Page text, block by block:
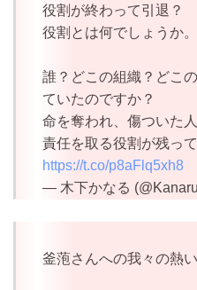
役割が終わって引退？
役割とは何でしょうか。
誰？どこの組織？どこ
ていたのですか？
命を奪われ、傷ついた
責任を取る役割が残って
https://t.co/p8aFlq5xh8
— 木下かなる
釜萢さんへの我々の熱